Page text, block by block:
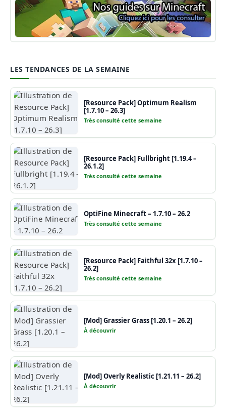
Guide Minecraft
LES TENDANCES DE LA SEMAINE
[Resource Pack] Optimum Realism
[1.7.10 – 26.3]
Très consulté cette semaine
[Resource Pack] Fullbright [1.19.4 –
26.1.2]
Très consulté cette semaine
OptiFine Minecraft – 1.7.10 – 26.2
Très consulté cette semaine
[Resource Pack] Faithful 32x [1.7.10 –
26.2]
Très consulté cette semaine
[Mod] Grassier Grass [1.20.1 – 26.2]
À découvrir
[Mod] Overly Realistic [1.21.11 – 26.2]
À découvrir